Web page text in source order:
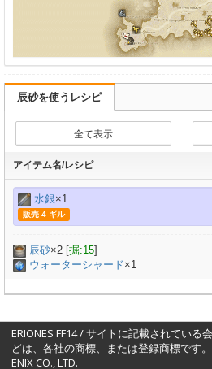
辰砂を使うレシピ
全て表示
アイテム名/レシピ
水銀×1
販売 4 ギル
辰砂×2 [掘:15]
ウォーターシャード×1
ERIONES FF14 / サイトに記載されている
どは、各社の商標、または登録商標です
ENIX CO., LTD.